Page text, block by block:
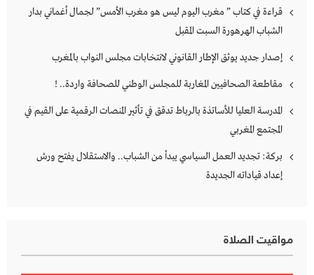
قراءة في كتاب ” مغرب اليوم ليس هو مغرب الأمس” لجمال أغماني بدار
الشباب الهرهورة السبت المقبل
إصدار جديد يوثق الإطار القانوني لانتخابات مجلس النواب بالمغرب
مقاطعة الصحافيين المغاربة للمجلس الوطني للصحافة واردة.. !
المدرسة العليا للأساتذة بالرباط تدقق في تأثير المنصات الرقمية على القيم في
المجتمع المغربي
بركة: تجديد العمل السياسي يبدأ من الشباب.. والاستقلال يفتح ورش
إعداد قياداته الجديدة
مواقيت الصلاة